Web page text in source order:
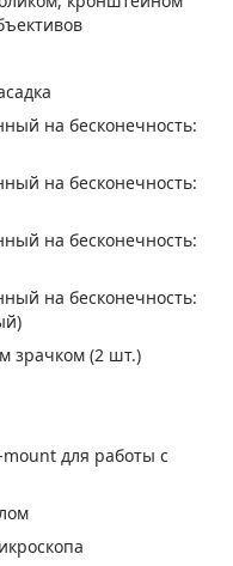
на бесконечность:
на бесконечность:
на бесконечность:
на бесконечность:
зрачком (2 шт.)
для работы с